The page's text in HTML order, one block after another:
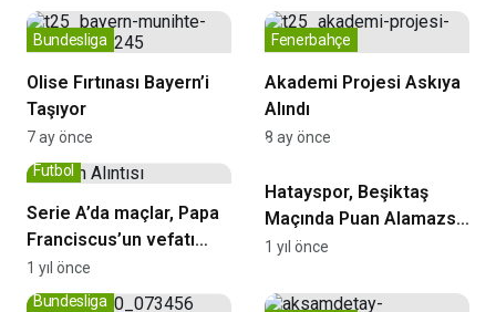
Olise Fırtınası Bayern’i
Taşıyor
Bundesliga
7 ay önce
Akademi Projesi Askıya
Alındı
Fenerbahçe
8 ay önce
Serie A’da maçlar, Papa
Franciscus’un vefatı
nedeniyle ertelendi
Futbol
1 yıl önce
Hatayspor, Beşiktaş
Maçında Puan Alamazsa
Süper Lig’e Bugün Veda
Türkiye Süper Ligi
1 yıl önce
Bundesliga